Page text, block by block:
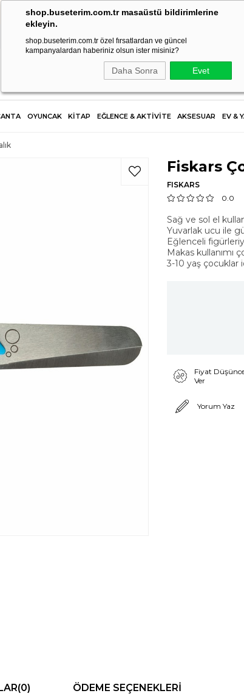
shop.buseterim.com.tr masaüstü bildirimlerine
ekleyin.
shop.buseterim.com.tr özel fırsatlardan ve güncel
kampanyalardan haberiniz olsun ister misiniz?
Daha Sonra Evet
HIZLI KARGO
OYUNCAK KİTAP EĞLENCE & AKTİVİTE AKSESUAR EV &
Fiskars
FISKARS
0.0
Sağ ve sol el
Yuvarlak ucu ile
Eğlenceli
Makas kullanımı
3-10 yaş çocuklar
Fiyat
Ver
Yorum Yaz
(0) ÖDEME SEÇENEKLERI